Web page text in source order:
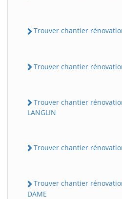
Trouver chantier
Trouver chantier rénovation
Trouver chantier
LANGLIN
Trouver chantier
Trouver chantier
DAME